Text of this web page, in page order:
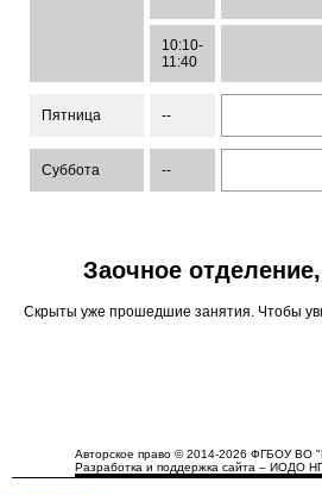
10:10-
11:40
Пятница --
Суббота --
Заочное
Скрыты уже прошедшие занятия. Чтобы
Авторское право © 2014-2026 ФГБОУ ВО
Разработка и поддержка сайта – ИОДО